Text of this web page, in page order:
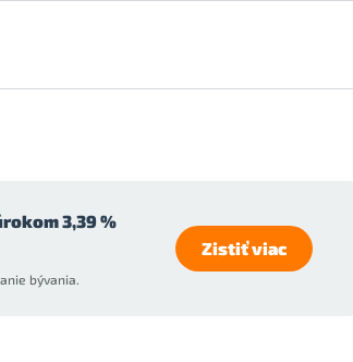
3,39 %
bývania.
Zistiť viac